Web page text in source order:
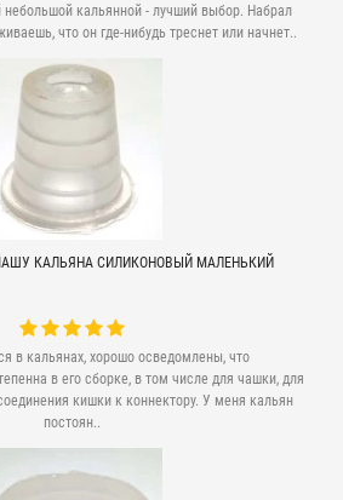
небольшой кальянной - лучший выбор. Набрал
что он где-нибудь треснет или начнет..
КАЛЬЯНА СИЛИКОНОВЫЙ МАЛЕНЬКИЙ
в кальянах, хорошо осведомлены, что
в его сборке, в том числе для чашки, для
кишки к коннектору. У меня кальян
постоян..